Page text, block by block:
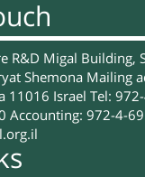
R&D Migal Building,
Shemona Mailing
11016 Israel Tel:
Accounting: 972-4-